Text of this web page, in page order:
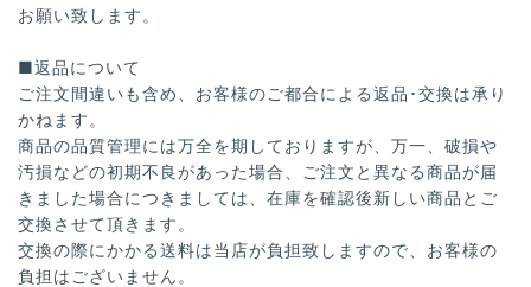
お願い致します。
■返品について
ご注文間違いも含め、お客様のご都合による返品･交換は承り
かねます。
商品の品質管理には万全を期しておりますが、万一、破損や
汚損などの初期不良があった場合、ご注文と異なる商品が届
きました場合につきましては、在庫を確認後新しい商品とご
交換させて頂きます。
交換の際にかかる送料は当店が負担致しますので、お客様の
負担はございません。